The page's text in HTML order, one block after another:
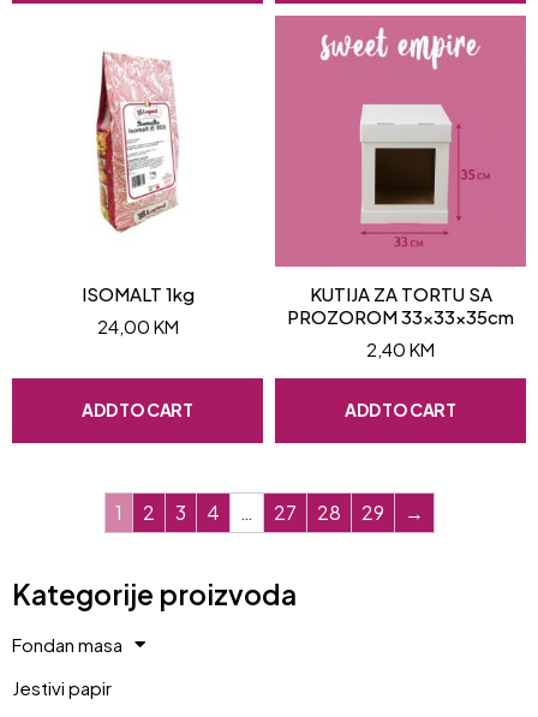
Kategorije proizvoda
Fondan masa
Jestivi papir
ISOMALT 1kg
24,00 KM
ADD TO CART
KUTIJA ZA TORTU SA
PROZOROM 33x33x35cm
2,40 KM
ADD TO CART
1 2 3 4 … 27 28 29 →